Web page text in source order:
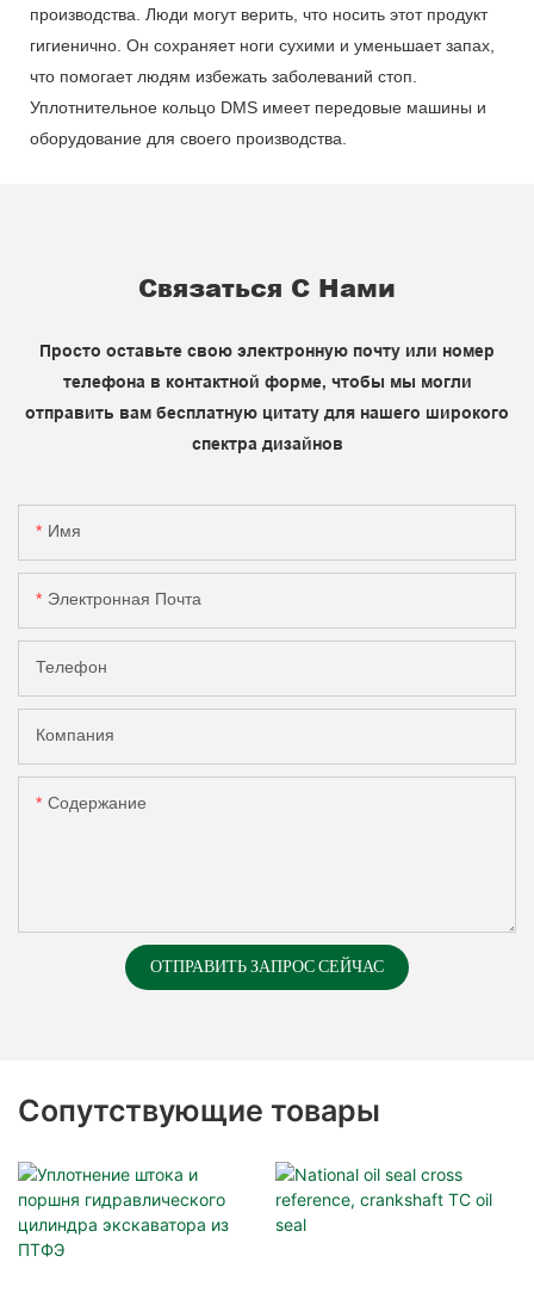
производства. Люди могут верить, что носить этот продукт
гигиенично. Он сохраняет ноги сухими и уменьшает запах,
что помогает людям избежать заболеваний стоп.
Уплотнительное кольцо DMS имеет передовые машины и
оборудование для своего производства.
Связаться С Нами
Просто оставьте свою электронную почту или номер
телефона в контактной форме, чтобы мы могли
отправить вам бесплатную цитату для нашего широкого
спектра дизайнов
Имя
Электронная Почта
Телефон
Компания
Содержание
ОТПРАВИТЬ ЗАПРОС СЕЙЧАС
Сопутствующие товары